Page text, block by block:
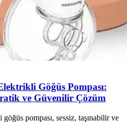
Göğüs Pompası:
ve Güvenilir Çözüm
pompası, sessiz, taşınabilir ve